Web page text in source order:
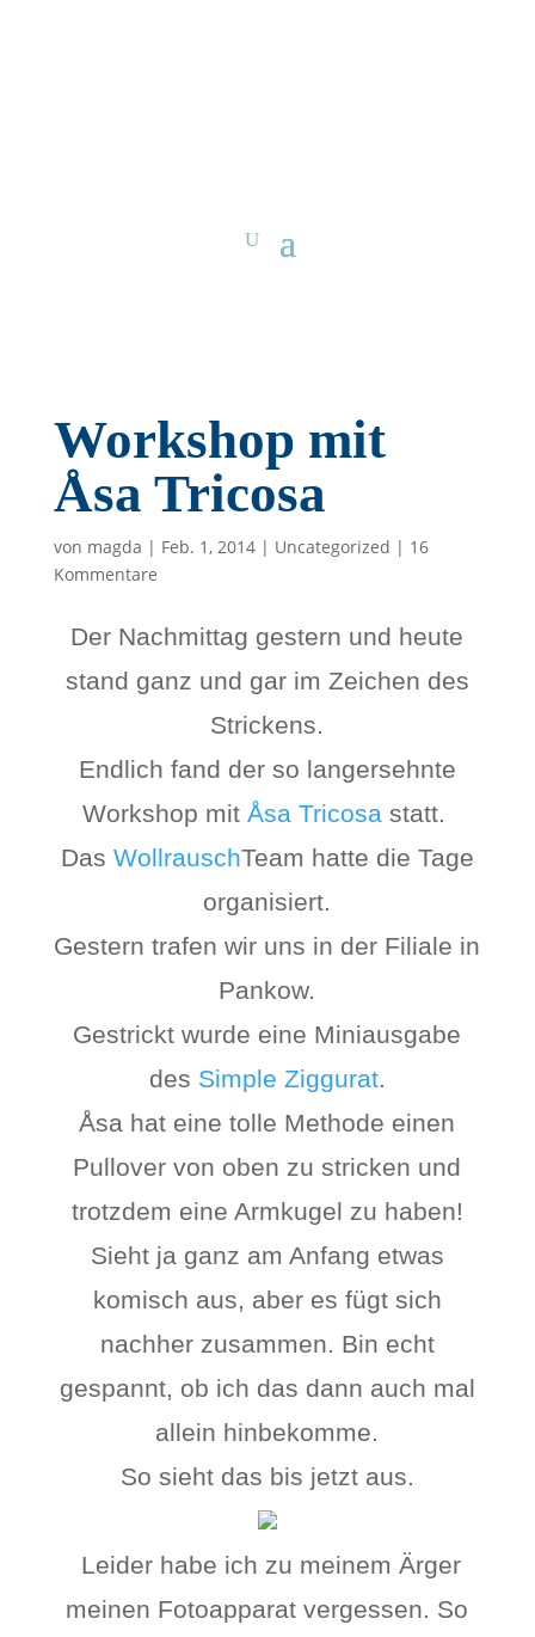
Workshop mit
Åsa Tricosa
von magda | Feb. 1, 2014| Uncategorized | 16
Kommentare
Der Nachmittag gestern und heute
stand ganz und gar im Zeichen des
Strickens.
Endlich fand der so langersehnte
Workshop mit Åsa Tricosastatt.
Das WollrauschTeam hatte die Tage
organisiert.
Gestern trafen wir uns in der Filiale in
Pankow.
Gestrickt wurde eine Miniausgabe
des Simple Ziggurat.
Åsa hat eine tolle Methode einen
Pullover von oben zu stricken und
trotzdem eine Armkugel zu haben!
Sieht ja ganz am Anfang etwas
komisch aus, aber es fügt sich
nachher zusammen. Bin echt
gespannt, ob ich das dann auch mal
allein hinbekomme.
So sieht das bis jetzt aus.
Leider habe ich zu meinem Ärger
meinen Fotoapparat vergessen. So